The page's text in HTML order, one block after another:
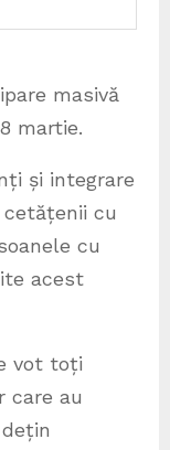
masivă
martie.
și integrare
cu
cu
acest
vot toți
care au